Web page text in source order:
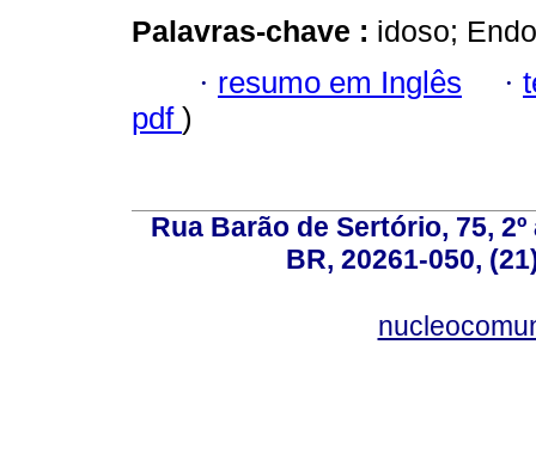
Palavras-chave : idoso;
· resumo em Inglês ·
pdf )
Rua Barão de Sertório, 75,
BR, 20261-050,